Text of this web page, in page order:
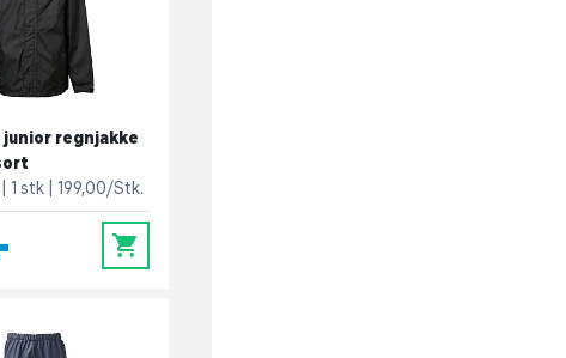
junior regnjakke
1 stk 199,00/Stk.
0